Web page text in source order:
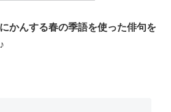
かんする春の季語を使った俳句を